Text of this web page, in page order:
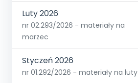
Luty 2026
nr 02.293/2026 - materiały na
marzec
Styczeń 2026
nr 01.292/2026 - materiały na luty